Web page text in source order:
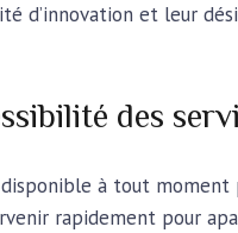
d’innovation et leur
des
à tout
rapidement pour